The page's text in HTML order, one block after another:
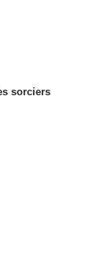
sorciers